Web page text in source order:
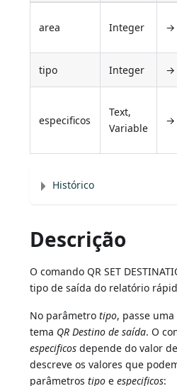
area Integer →
tipo Integer →
especificos
Text,
Variable
→
Histórico
Descrição
O comando QR SET
tipo de saída do relatório
No parâmetrotipo, passe
tema QR Destino de saída. O
especificos depende do valor
descreve os valores que
parâmetrostipo eespecificos: